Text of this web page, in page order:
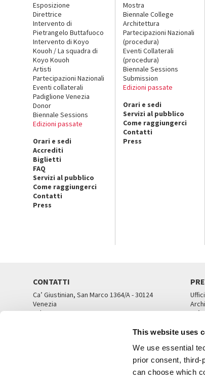
This website uses
We use essential
prior consent, third-
can choose which
Esposizione
Direttrice
Intervento di
Pietrangelo Buttafuoco
Intervento di Koyo
Kouoh / La squadra di
Koyo Kouoh
Artisti
Partecipazioni Nazionali
Eventi collaterali
Padiglione Venezia
Donor
Biennale Sessions
Edizioni passate
Orari e sedi
Accrediti
Biglietti
FAQ
Servizi al pubblico
Come raggiungerci
Contatti
Press
Mostra
Biennale College
Architettura
Partecipazioni Nazionali
(procedura)
Eventi Collaterali
(procedura)
Biennale Sessions
Submission
Edizioni passate
Orari e sedi
Servizi al pubblico
Come raggiungerci
Contatti
Press
CONTATTI
Ca’ Giustinian, San Marco 1364/A - 30124
Venezia
Tel. 041 5218711
Ca’